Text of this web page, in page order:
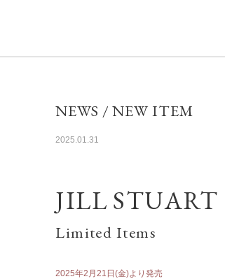
NEWS / NEW ITEM
2025.01.31
JILL STUART
Limited Items
2025年2月21日(金)より発売